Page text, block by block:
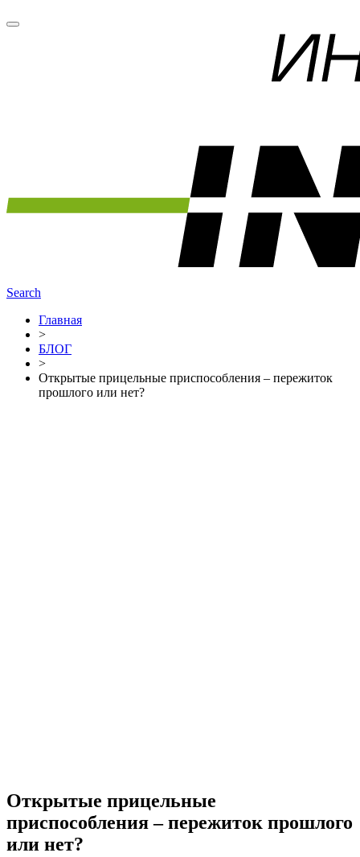
Search
Главная
>
БЛОГ
>
Открытые прицельные приспособления – пережиток
прошлого или нет?
Открытые прицельные
приспособления – пережиток прошлого
или нет?